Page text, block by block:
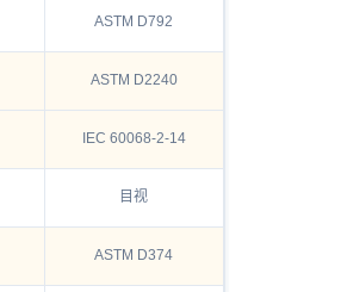
ASTM D792
ASTM D2240
IEC 60068-2-14
目视
ASTM D374